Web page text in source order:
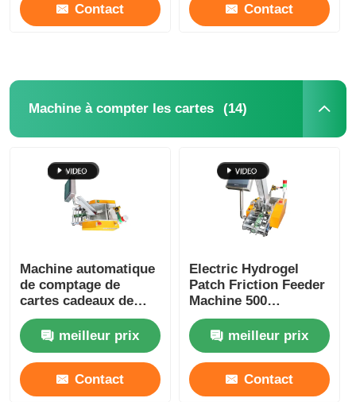
Contact Contact
Machine à compter les cartes (14)
Machine automatique
de comptage de
cartes cadeaux de
vœux Carton à gratter
machine d'emballage
d'oreiller alimentaire
meilleur prix
Contact
Electric Hydrogel
Patch Friction Feeder
Machine 500
Sheets/Min
meilleur prix
Contact